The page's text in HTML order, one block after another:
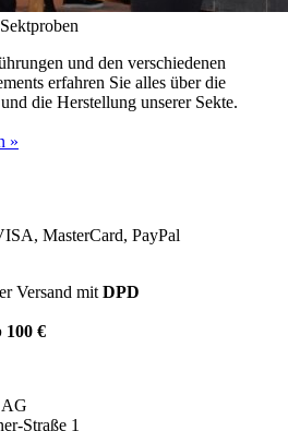
und den verschiedenen
erfahren Sie alles über die
die Herstellung unserer Sekte.
»
Versand mit DPD
100 €
AG
Straße 1